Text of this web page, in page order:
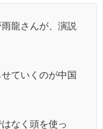
龍さんが、演説
ていくのが中国
なく頭を使っ